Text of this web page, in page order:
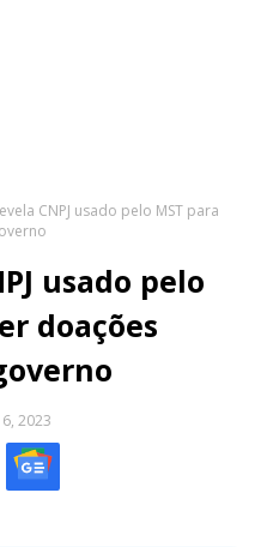
CNPJ usado pelo MST para
usado pelo
doações
2023